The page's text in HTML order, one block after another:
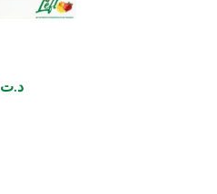
د.ت